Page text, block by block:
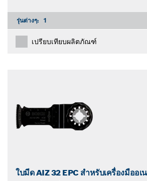
รุ่นต่างๆ: 1
เปรียบเทียบผลิตภัณฑ์
ใบมีด AIZ 32 EPC สำหรับเครื่องมืออเ